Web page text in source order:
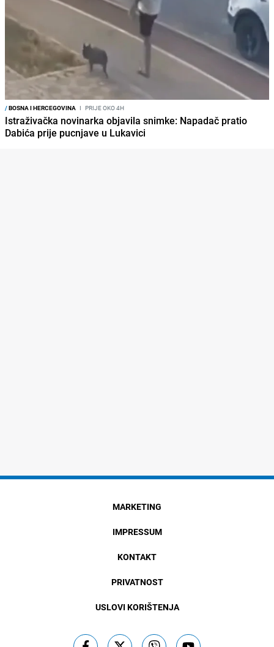
/BOSNA I HERCEGOVINA I PRIJE OKO 4H
Istraživačka novinarka objavila snimke: Napadač pratio
Dabića prije pucnjave u Lukavici
MARKETING
IMPRESSUM
KONTAKT
PRIVATNOST
USLOVI KORIŠTENJA